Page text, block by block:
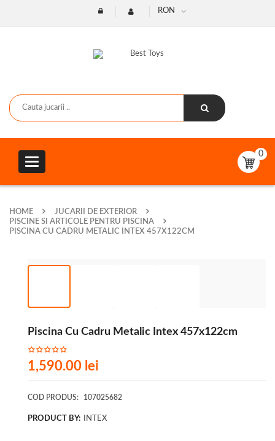
RON
Toggle
navigation
0
HOME
JUCARII DE EXTERIOR
PISCINE SI ARTICOLE PENTRU PISCINA
PISCINA CU CADRU METALIC INTEX 457X122CM
Piscina Cu Cadru Metalic Intex 457x122cm
1,590.00 lei
COD PRODUS: 107025682
PRODUCT BY: INTEX